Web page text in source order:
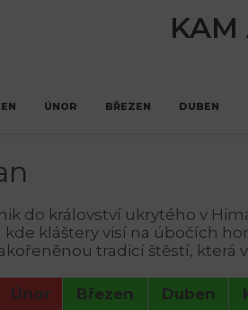
KAM
ÚNOR BŘEZEN DUBEN
do království ukrytého v
kde kláštery visí na úbočích
tradicí štěstí, která
Únor Březen Duben